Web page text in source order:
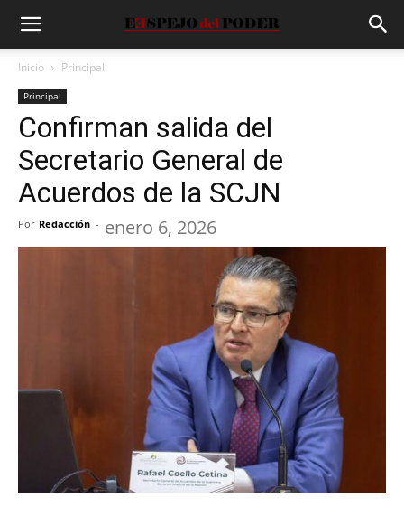
Inicio Principal
Principal
Confirman salida del
Secretario General de
Acuerdos de la SCJN
Por Redacción - enero 6, 2026